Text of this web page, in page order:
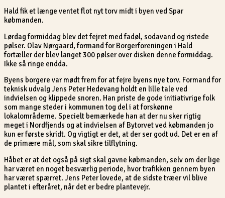
Hald fik et længe ventet flot nyt torv midt i byen ved Spar
købmanden.
Lørdag formiddag blev det fejret med fadøl, sodavand og ristede
pølser. Olav Nørgaard, formand for Borgerforeningen i Hald
fortæller der blev langet 300 pølser over disken denne formiddag.
Ikke så ringe endda.
Byens borgere var mødt frem for at fejre byens nye torv. Formand for
teknisk udvalg Jens Peter Hedevang holdt en lille tale ved
indvielsen og klippede snoren. Han priste de gode initiativrige folk
som mange steder i kommunen tog del i at forskønne
lokalområderne. Specielt bemærkede han at der nu sker rigtig
meget i Nordfjends og at indvielsen af Bytorvet ved købmanden jo
kun er første skridt. Og vigtigt er det, at der ser godt ud. Det er en af
de primære mål, som skal sikre tilflytning.
Håbet er at det også på sigt skal gavne købmanden, selv om der lige
har været en noget besværlig periode, hvor trafikken gennem byen
har været spærret. Jens Peter lovede, at de sidste træer vil blive
plantet i efteråret, når det er bedre plantevejr.